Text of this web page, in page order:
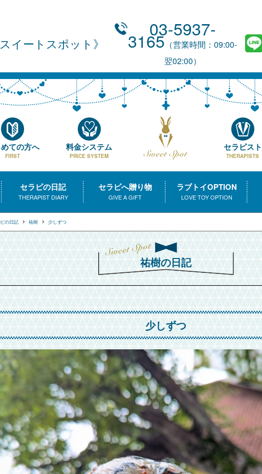
スイートスポット
03-5937-
3165 （営業時間：09:00-
翌02:00）
ての方へ
FIRST
料金システム
PRICE SYSTEM
セラピスト
THERAPISTS
セラピの日記
THERAPIST DIARY
セラピへ贈り物
GIVE A GIFT
ラブトイOPTION
LOVE TOY OPTION
の日記 祐樹 少しずつ
祐樹の日記
少しずつ